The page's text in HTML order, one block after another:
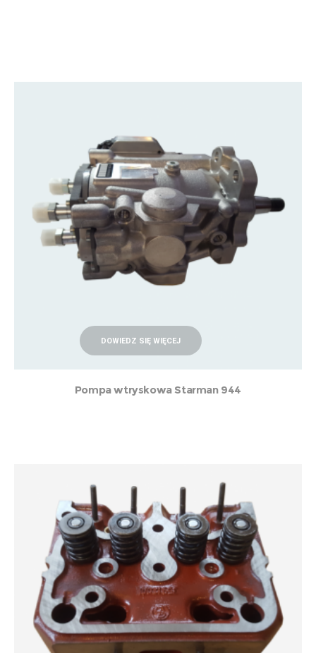
DOWIEDZ SIĘ WIĘCEJ
Pompa wtryskowa Starman 944